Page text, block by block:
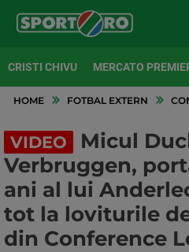
CRISTI CHIVU MERCATO
HOME FOTBAL EXTERN
VIDEO
Micul
Verbruggen,
ani al lui
tot la loviturile
din Conference